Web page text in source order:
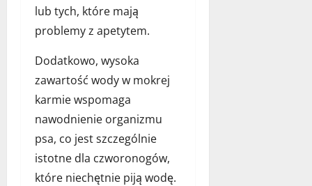
lub tych, które mają
problemy z apetytem.
Dodatkowo, wysoka
zawartość wody w mokrej
karmie wspomaga
nawodnienie organizmu
psa, co jest szczególnie
istotne dla czworonogów,
które niechętnie piją wodę.